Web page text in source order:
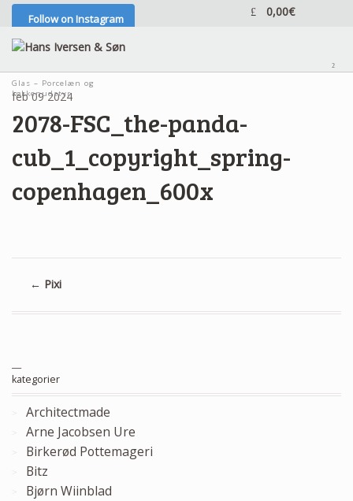
Follow on Instagram
0,00€
Glas – Porcelæn og
køkkenudstyr
²
feb 09 2024
2078-FSC_the-panda-
cub_1_copyright_spring-
copenhagen_600x
← Pixi
kategorier
Architectmade
Arne Jacobsen Ure
Birkerød Pottemageri
Bitz
Bjørn Wiinblad